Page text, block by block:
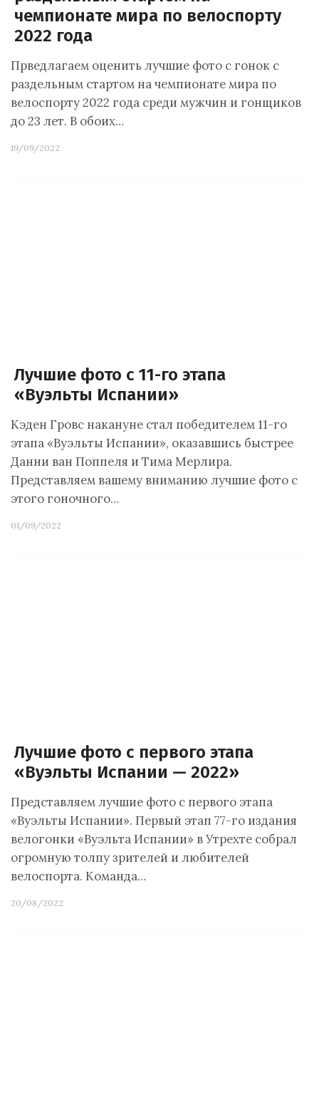
чемпионате мира по велоспорту
2022 года
Прведлагаем оценить лучшие фото с гонок с
раздельным стартом на чемпионате мира по
велоспорту 2022 года среди мужчин и гонщиков
до 23 лет. В обоих…
19/09/2022
Лучшие фото с 11-го этапа
«Вуэльты Испании»
Кэден Гровс накануне стал победителем 11-го
этапа «Вуэльты Испании», оказавшись быстрее
Данни ван Поппеля и Тима Мерлира.
Представляем вашему вниманию лучшие фото с
этого гоночного…
01/09/2022
Лучшие фото с первого этапа
«Вуэльты Испании — 2022»
Представляем лучшие фото с первого этапа
«Вуэльты Испании». Первый этап 77-го издания
велогонки «Вуэльта Испании» в Утрехте собрал
огромную толпу зрителей и любителей
велоспорта. Команда…
20/08/2022